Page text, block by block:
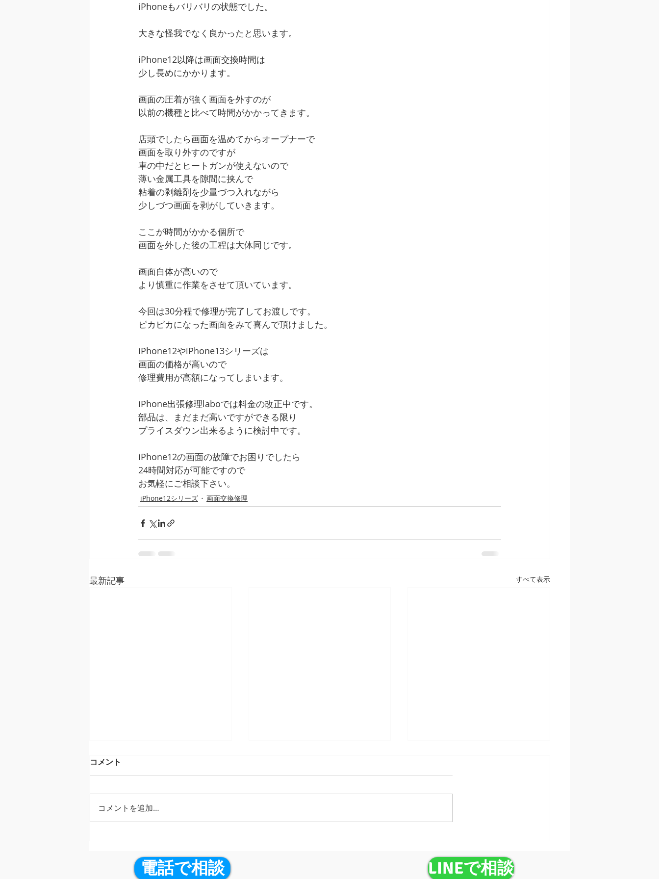
iPhoneもバリバリの状態でした。
大きな怪我でなく良かったと思います。
iPhone12以降は画面交換時間は
少し長めにかかります。
画面の圧着が強く画面を外すのが
以前の機種と比べて時間がかかってきます。
店頭でしたら画面を温めてからオープナーで
画面を取り外すのですが
車の中だとヒートガンが使えないので
薄い金属工具を隙間に挟んで
粘着の剥離剤を少量づつ入れながら
少しづつ画面を剥がしていきます。
ここが時間がかかる個所で
画面を外した後の工程は大体同じです。
画面自体が高いので
より慎重に作業をさせて頂いています。
今回は30分程で修理が完了してお渡しです。
ピカピカになった画面をみて喜んで頂けました。
iPhone12やiPhone13シリーズは
画面の価格が高いので
修理費用が高額になってしまいます。
iPhone出張修理laboでは料金の改正中です。
部品は、まだまだ高いですができる限り
プライスダウン出来るように検討中です。
iPhone12の画面の故障でお困りでしたら
24時間対応が可能ですので
お気軽にご相談下さい。
iPhone12シリーズ 画面交換修理
最新記事 すべて表示
キ・液晶真っ暗！24時間出張
修理が現場へ急行
不良を24時間出張修理で即日
解決！
コメント
コメントを追加…
電話で相談 LINEで相談